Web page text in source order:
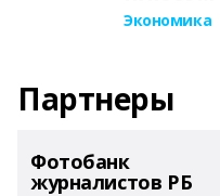
Экономика
Партнеры
Фотобанк
журналистов РБ